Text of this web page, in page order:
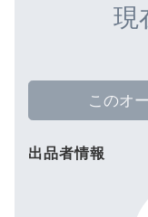
現
このオ
出品者情報